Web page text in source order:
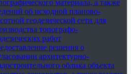
материала, а также
об исходной планово-
геодезической сети для
топографо-
работ
решения о
архитектурно-
облика объекта